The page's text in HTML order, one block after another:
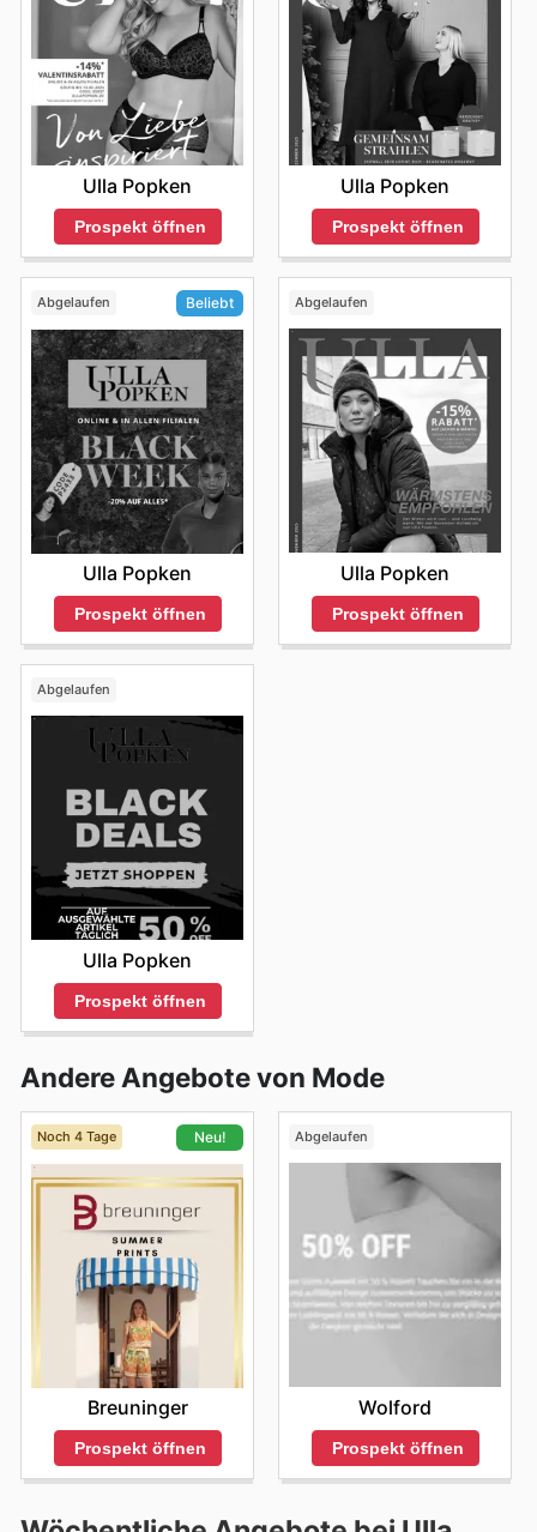
Ulla Popken
Prospekt öffnen
Ulla Popken
Prospekt öffnen
Abgelaufen Beliebt
Ulla Popken
Prospekt öffnen
Abgelaufen
Ulla Popken
Prospekt öffnen
Abgelaufen
Ulla Popken
Prospekt öffnen
Andere Angebote von Mode
Noch 4 Tage Neu!
Breuninger
Prospekt öffnen
Abgelaufen
Wolford
Prospekt öffnen